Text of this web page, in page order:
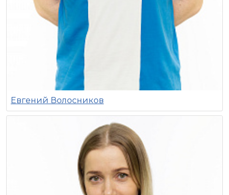
Евгений Волосников